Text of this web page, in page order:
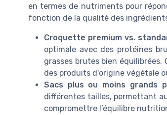
en termes de nutriments pour
fonction de la qualité des
Croquette premium vs.
optimale avec des protéines
grasses brutes bien
des produits d'origine végétale
Sacs plus ou moins grands
différentes tailles, permettant
compromettre l’équilibre